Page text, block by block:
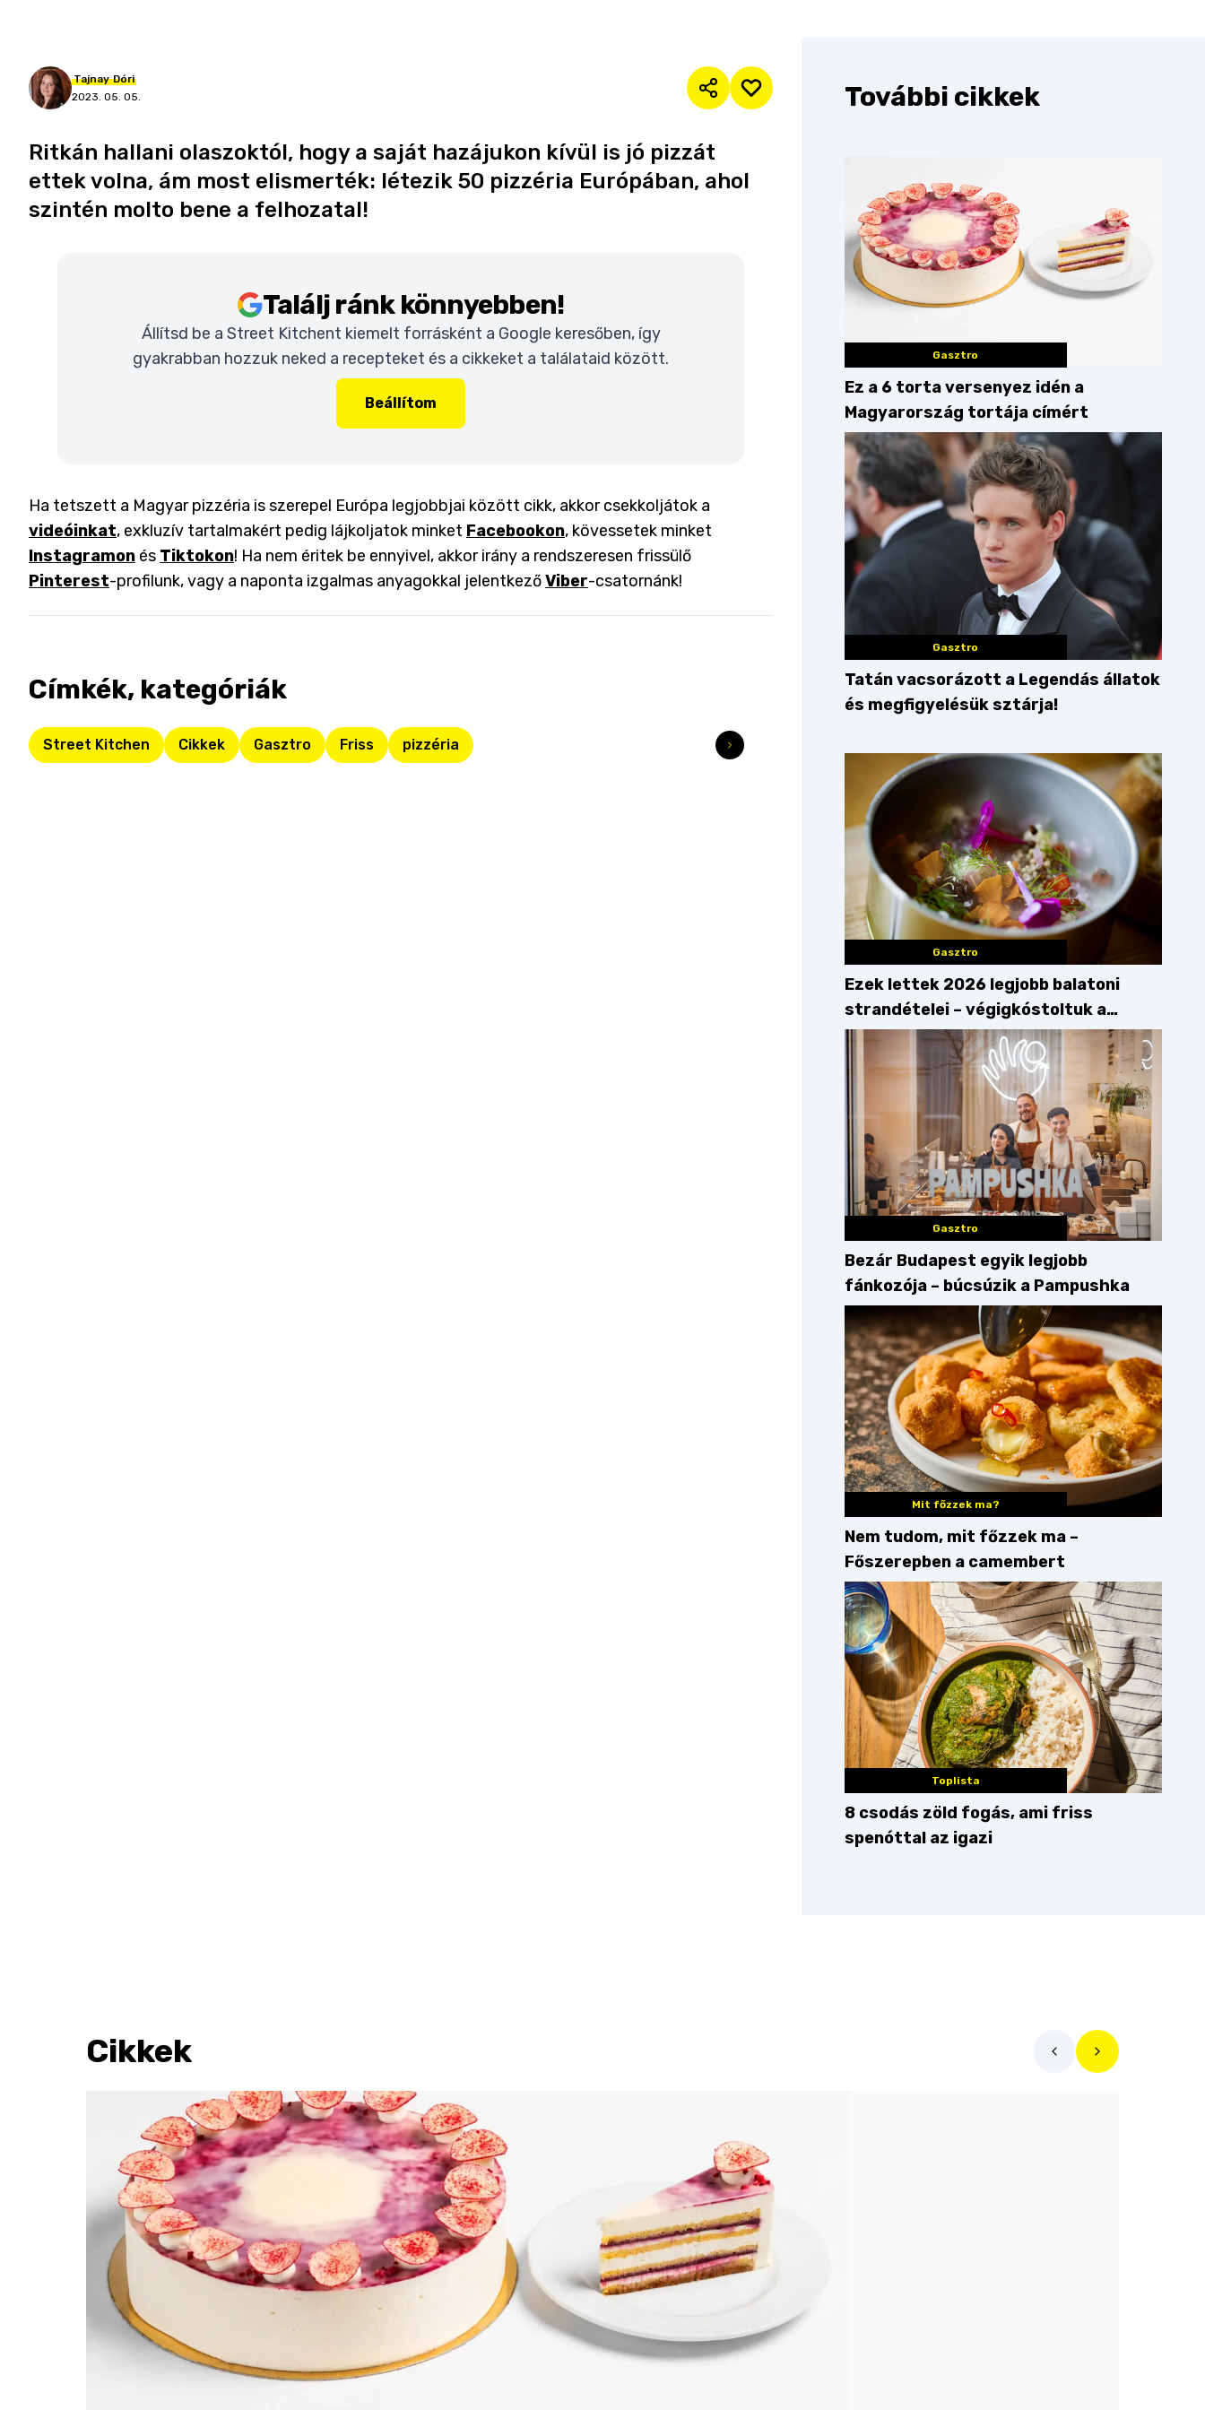
Tajnay Dóri
2023. 05. 05.
Ritkán hallani olaszoktól, hogy a saját hazájukon kívül is jó pizzát
ettek volna, ám most elismerték: létezik 50 pizzéria Európában, ahol
szintén molto bene a felhozatal!
Találj ránk könnyebben!
Állítsd be a Street Kitchent kiemelt forrásként a Google keresőben, így
gyakrabban hozzuk neked a recepteket és a cikkeket a találataid között.
Beállítom
Ha tetszett a Magyar pizzéria is szerepel Európa legjobbjai között cikk, akkor csekkoljátok a
videóinkat, exkluzív tartalmakért pedig lájkoljatok minket Facebookon, kövessetek minket
Instagramon és Tiktokon! Ha nem éritek be ennyivel, akkor irány a rendszeresen frissülő
Pinterest-profilunk, vagy a naponta izgalmas anyagokkal jelentkezőViber-csatornánk!
Címkék, kategóriák
Street Kitchen Cikkek Gasztro Friss pizzéria
További cikkek
Gasztro
Ez a 6 torta versenyez idén a
Magyarország tortája címért
Gasztro
Tatán vacsorázott a Legendás állatok
és megfigyelésük sztárja!
Gasztro
Ezek lettek 2026 legjobb balatoni
strandételei – végigkóstoltuk a
győzteseket
Gasztro
Bezár Budapest egyik legjobb
fánkozója – búcsúzik a Pampushka
Mit főzzek ma?
Nem tudom, mit főzzek ma –
Főszerepben a camembert
Toplista
8 csodás zöld fogás, ami friss
spenóttal az igazi
Cikkek